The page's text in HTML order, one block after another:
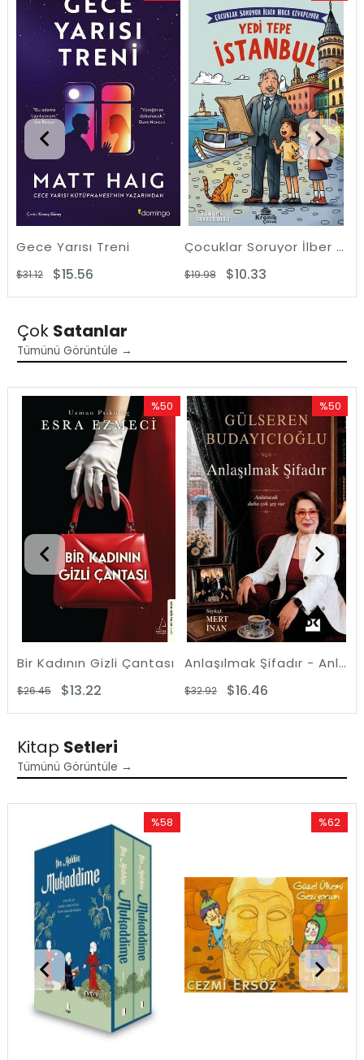
Gece Yarısı Treni
$15.56
$31.12
Rabatt
%50Rabatt
Çocuklar Soruyor İlber Hoca Cevaplıyor: Yedi Tepe İstanbul
$10.33
$19.98
Rabatt
Çok Satanlar
Tümünü Görüntüle →
Bir Kadının Gizli Çantası
$13.22
$26.45
%50
Rabatt
%50Rabatt
Anlaşılmak Şifadır - Anlatacak Daha Çok Şey Var
$16.46
$32.92
%50
Rabatt
Kitap Setleri
Tümünü Görüntüle →
%58
Rabatt
%58Rabatt
%62